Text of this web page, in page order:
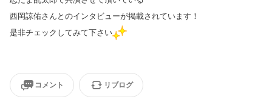
西岡諒佑さんとのインタビューが掲載されています！
是非チェックしてみて下さい
コメント リブログ